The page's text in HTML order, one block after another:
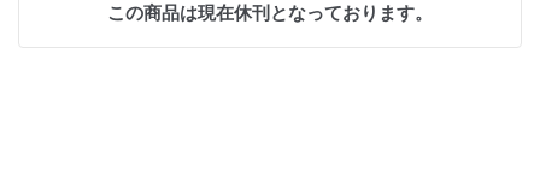
この商品は現在休刊となっております。